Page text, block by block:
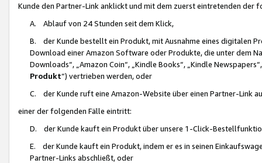
Kunde den Partner-Link anklickt und mit dem zuerst eintretenden der
A. Ablauf von 24 Stunden seit dem Klick,
B. der Kunde bestellt ein Produkt, mit Ausnahme eines digitalen
Download einer Amazon Software oder Produkte, die unter dem
Downloads“, „Amazon Coin“, „Kindle Books“, „Kindle
Produkt“) vertrieben werden, oder
C. der Kunde ruft eine Amazon-Website über einen Partner-Link
einer der folgenden Fälle eintritt:
D. der Kunde kauft ein Produkt über unsere 1-Click-
E. der Kunde kauft ein Produkt, indem er es in seinen
Partner-Links abschließt, oder